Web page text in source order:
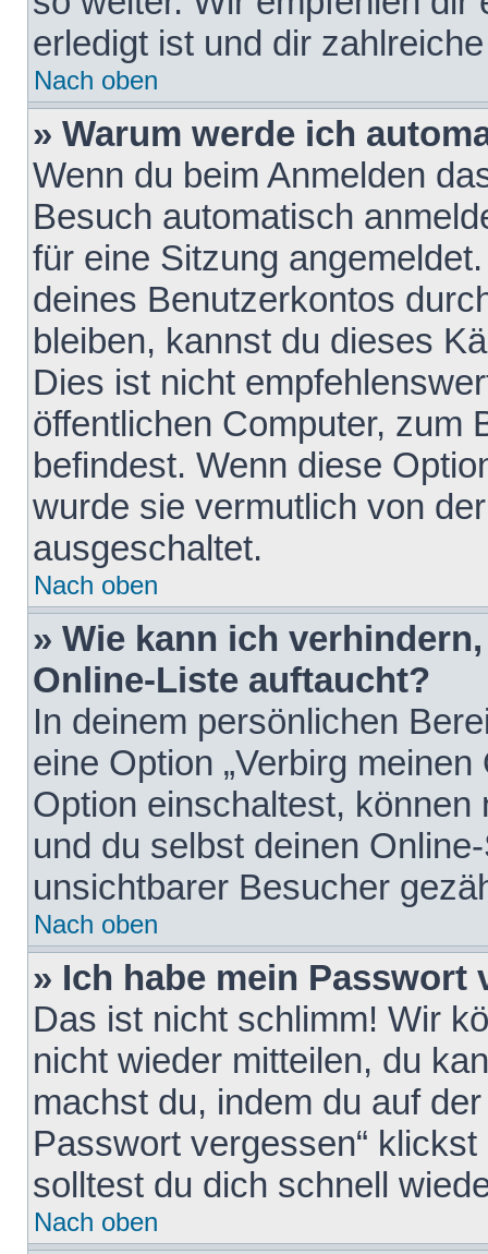
erledigt ist und dir
Nach oben
» Warum werde ich
Wenn du beim Anmelden
Besuch automatisch
für eine Sitzung
deines Benutzerkontos
bleiben, kannst du dieses
Dies ist nicht
öffentlichen Computer, zum
befindest. Wenn diese
wurde sie vermutlich von
ausgeschaltet.
Nach oben
» Wie kann ich
Online-Liste auftaucht?
In deinem persönlichen
eine Option „Verbirg
Option einschaltest,
und du selbst deinen
unsichtbarer Besucher
Nach oben
» Ich habe mein Passwort
Das ist nicht schlimm! Wir
nicht wieder mitteilen, du
machst du, indem du auf
Passwort vergessen“
solltest du dich schnell
Nach oben